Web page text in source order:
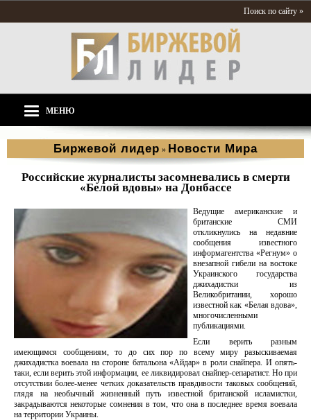
Поиск по сайту »
МЕНЮ
Биржевой лидер » Новости Мира
Российские журналисты засомневались в смерти
«Белой вдовы» на Донбассе
Ведущие американские и
британские СМИ
откликнулись на недавние
сообщения известного
информагентства «Регнум» о
внезапной гибели на востоке
Украинского государства
джихадистки из
Великобритании, хорошо
известной как «Белая вдова»,
многочисленными
публикациями.
Если верить разным
имеющимся сообщениям, то до сих пор по всему миру разыскиваемая
джихадистка воевала на стороне батальона «Айдар» в роли снайпера. И опять-
таки, если верить этой информации, ее ликвидировал снайпер-сепаратист. Но при
отсутствии более-менее четких доказательств правдивости таковых сообщений,
глядя на необычный жизненный путь известной британской исламистки,
закрадываются некоторые сомнения в том, что она в последнее время воевала
на территории Украины.